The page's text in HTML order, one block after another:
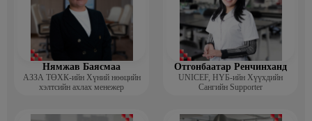
Нямжав Баясмаа
АЗЗА ТӨХК-ийн Хүний нөөцийн
хэлтсийн ахлах менежер
Отгонбаатар Ренчинханд
UNIСЕF, НҮБ-ийн Хүүхдийн
Сангийн Supporter